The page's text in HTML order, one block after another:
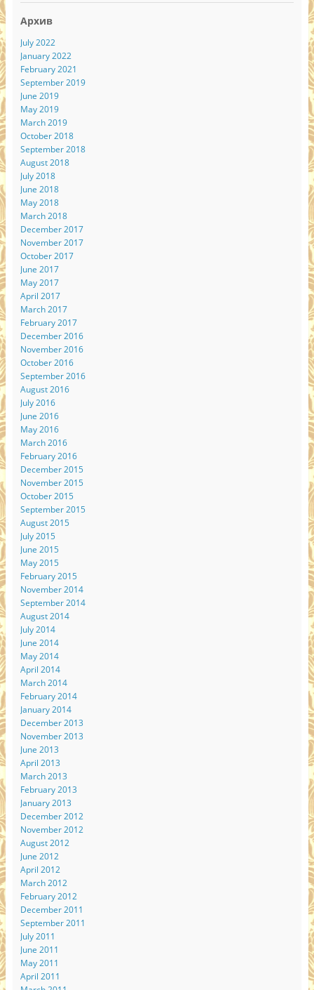
Архив
July 2022
January 2022
February 2021
September 2019
June 2019
May 2019
March 2019
October 2018
September 2018
August 2018
July 2018
June 2018
May 2018
March 2018
December 2017
November 2017
October 2017
June 2017
May 2017
April 2017
March 2017
February 2017
December 2016
November 2016
October 2016
September 2016
August 2016
July 2016
June 2016
May 2016
March 2016
February 2016
December 2015
November 2015
October 2015
September 2015
August 2015
July 2015
June 2015
May 2015
February 2015
November 2014
September 2014
August 2014
July 2014
June 2014
May 2014
April 2014
March 2014
February 2014
January 2014
December 2013
November 2013
June 2013
April 2013
March 2013
February 2013
January 2013
December 2012
November 2012
August 2012
June 2012
April 2012
March 2012
February 2012
December 2011
September 2011
July 2011
June 2011
May 2011
April 2011